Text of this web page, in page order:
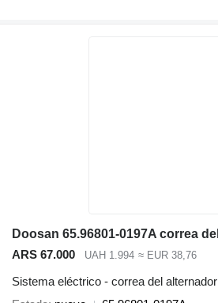
ARS 67.000 UAH 1.994 ≈ EUR 38,76
Sistema eléctrico - correa del alternador